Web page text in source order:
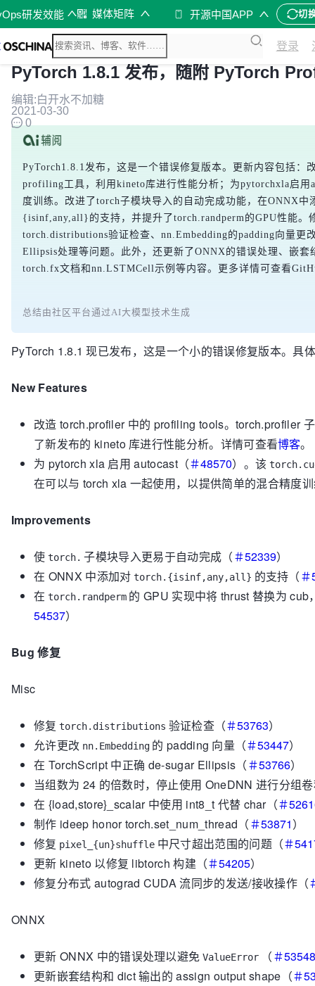
研发效能 媒体矩阵 开源中国APP 切
登录
PyTorch 1.8.1 发布，随附 PyTorch
编辑:白开水不加糖
2021-03-30
0
PyTorch1.8.1发布，这是一个错误修复版本。更新内容包括：
profiling工具，利用kineto库进行性能分析；为pytorchxla启用
度训练。改进了torch子模块导入的自动完成功能，在ONNX中
{isinf,any,all}的支持，并提升了torch.randperm的GPU性能。
torch.distributions验证检查、nn.Embedding的padding向量更
Ellipsis处理等问题。此外，还更新了ONNX的错误处理、嵌套
torch.fx文档和nn.LSTMCell示例等内容。更多详情可查看
总结由社区平台通过AI大模型技术生成
PyTorch 1.8.1 现已发布，这是一个小的错误修复版本。具
New Features
改造 torch.profiler 中的 profiling tools。torch.profiler
了新发布的 kineto 库进行性能分析。详情可查看博客。
为 pytorch xla 启用 autocast（＃48570）。该
在可以与 torch xla 一起使用，以提供简单的混合精度
Improvements
使 torch. 子模块导入更易于自动完成（＃52339）
在 ONNX 中添加对 torch.{isinf,any,all} 的支持（
在 torch.randperm 的 GPU 实现中将 thrust 替换为 cub
54537）
Bug 修复
Misc
修复 torch.distributions 验证检查（＃53763）
允许更改 nn.Embedding 的 padding 向量（＃53447）
在 TorchScript 中正确 de-sugar Ellipsis（＃53766）
当组数为 24 的倍数时，停止使用 OneDNN 进行分组
在 {load,store}_scalar 中使用 int8_t 代替 char（＃
制作 ideep honor torch.set_num_thread（＃53871）
修复 pixel_{un}shuffle 中尺寸超出范围的问题（＃
更新 kineto 以修复 libtorch 构建（＃54205）
修复分布式 autograd CUDA 流同步的发送/接收操作（
ONNX
更新 ONNX 中的错误处理以避免 ValueError （＃53548
更新嵌套结构和 dict 输出的 assign output shape（＃